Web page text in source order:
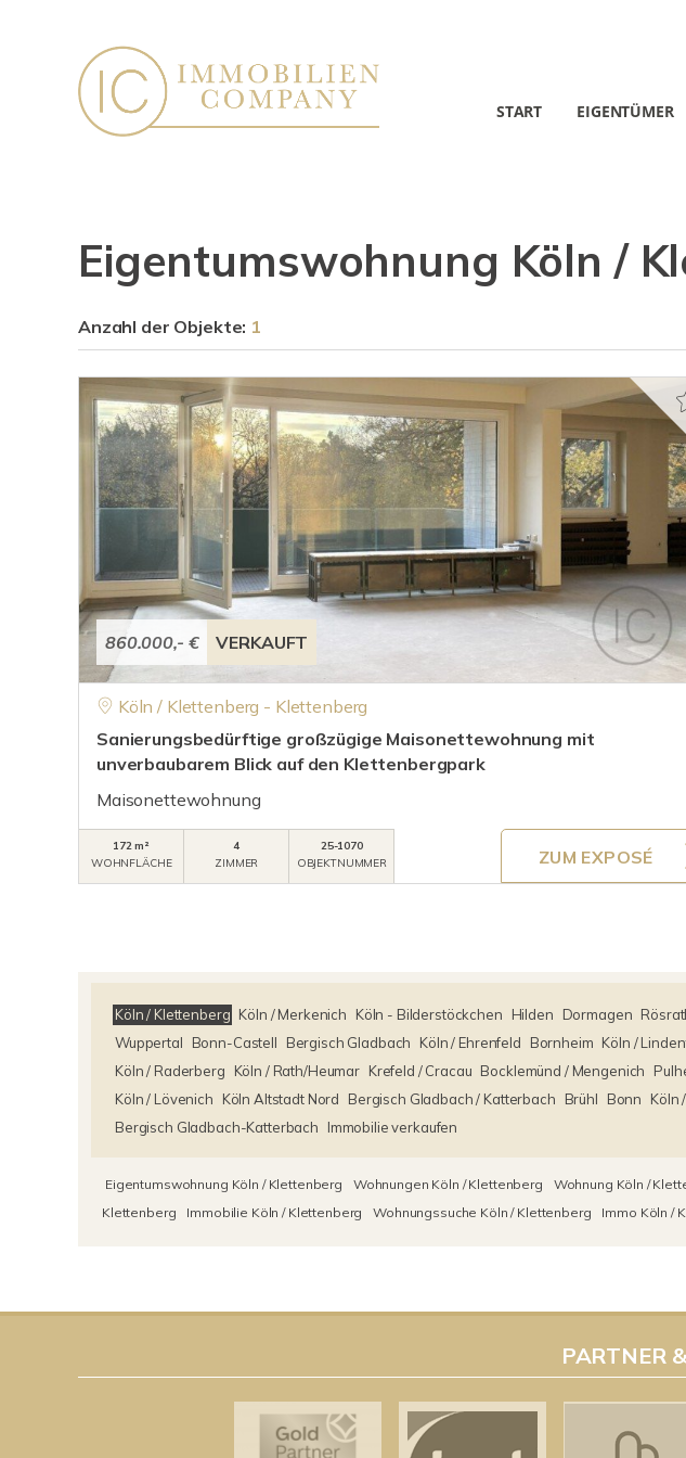
START EIGENTÜMER
Eigentumswohnung Köln /
Anzahl der Objekte: 1
860.000,- € VERKAUFT
Köln / Klettenberg - Klettenberg
Sanierungsbedürftige großzügige Maisonettewohnung mit
unverbaubarem Blick auf den Klettenbergpark
Maisonettewohnung
172 m²
WOHNFLÄCHE
4
ZIMMER
25-1070
OBJEKTNUMMER
ZUM EXPOSÉ
Köln / Klettenberg Köln / Merkenich Köln - Bilderstöckchen Hilden Dormagen
Wuppertal
Bonn-Castell Bergisch Gladbach Köln / Ehrenfeld Bornheim Köln /
Köln / Raderberg
Köln / Rath/Heumar Krefeld / Cracau Bocklemünd / Mengenich
Köln / Lövenich
Köln Altstadt Nord Bergisch Gladbach / Katterbach Brühl Bonn Köln
Bergisch Gladbach-Katterbach
Immobilie verkaufen
Eigentumswohnung Köln / Klettenberg Wohnungen Köln / Klettenberg Wohnung Köln /
Klettenberg
Immobilie Köln / Klettenberg Wohnungssuche Köln / Klettenberg Immo Köln /
PARTNER